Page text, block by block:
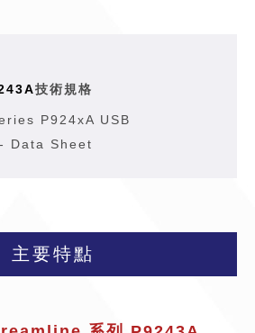
技術規格
P924xA USB
Data Sheet
主要特點